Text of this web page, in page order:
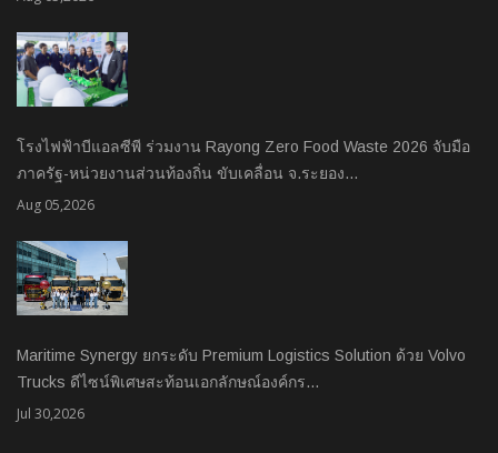
โรงไฟฟ้าบีแอลซีพี ร่วมงาน Rayong Zero Food Waste 2026 จับมือ
ภาครัฐ-หน่วยงานส่วนท้องถิ่น ขับเคลื่อน จ.ระยอง…
Aug 05,2026
Maritime Synergy ยกระดับ Premium Logistics Solution ด้วย Volvo
Trucks ดีไซน์พิเศษสะท้อนเอกลักษณ์องค์กร…
Jul 30,2026